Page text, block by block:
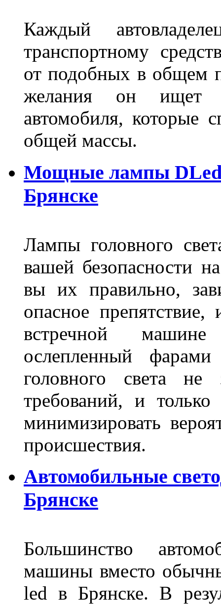
Каждый
транспортному
от подобных в общем
желания он ищет
автомобиля, которые
общей массы.
Мощные лампы DLed
Брянске
Лампы головного
вашей безопасности
вы их правильно,
опасное
встречной машине
ослепленный
головного света
требований, и
минимизировать
происшествия.
Автомобильные
Брянске
Большинство
машины вместо
led в Брянске. В